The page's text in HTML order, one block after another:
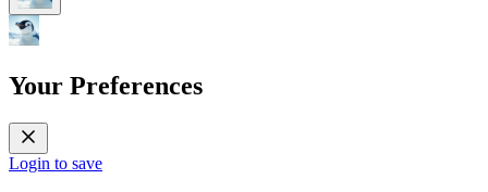
Your Preferences
Login to save